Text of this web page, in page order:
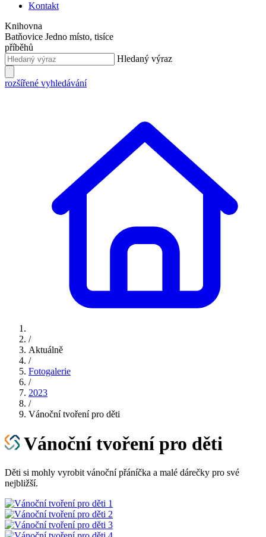
Kontakt
Knihovna
Batňovice Jedno místo, tisíce
příběhů
Hledaný výraz
rozšířené vyhledávání
/
Aktuálně
/
Fotogalerie
/
2023
/
Vánoční tvoření pro děti
Vánoční tvoření pro děti
Děti si mohly vyrobit vánoční přáníčka a malé dárečky pro své
nejbližší.